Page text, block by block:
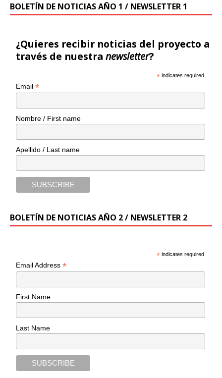
BOLETÍN DE NOTICIAS AÑO 1 / NEWSLETTER 1
¿Quieres recibir noticias del proyecto a
través de nuestranewsletter?
* indicates required
Email*
Nombre / First name
Apellido / Last name
BOLETÍN DE NOTICIAS AÑO 2 / NEWSLETTER 2
* indicates required
Email Address*
First Name
Last Name